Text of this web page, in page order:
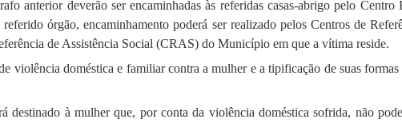
anterior deverão ser encaminhadas às referidas casas-abrigo pelo
órgão, encaminhamento poderá ser realizado pelos Centros de
de Assistência Social (CRAS) do Município em que a vítima reside.
violência doméstica e familiar contra a mulher e a tipificação de suas
à mulher que, por conta da violência doméstica sofrida, não